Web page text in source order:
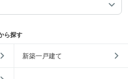
ら探す
新築一戸建て